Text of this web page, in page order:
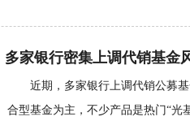
多家银行密集上调代销基金
近期，多家银行上调代销公募基
合型基金为主，不少产品是热门“光